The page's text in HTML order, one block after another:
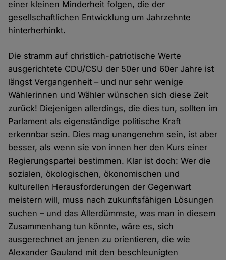
einer kleinen Minderheit folgen, die der
gesellschaftlichen Entwicklung um Jahrzehnte
hinterherhinkt.
Die stramm auf christlich-patriotische Werte
ausgerichtete CDU/CSU der 50er und 60er Jahre ist
längst Vergangenheit – und nur sehr wenige
Wählerinnen und Wähler wünschen sich diese Zeit
zurück! Diejenigen allerdings, die dies tun, sollten im
Parlament als eigenständige politische Kraft
erkennbar sein. Dies mag unangenehm sein, ist aber
besser, als wenn sie von innen her den Kurs einer
Regierungspartei bestimmen. Klar ist doch: Wer die
sozialen, ökologischen, ökonomischen und
kulturellen Herausforderungen der Gegenwart
meistern will, muss nach zukunftsfähigen Lösungen
suchen – und das Allerdümmste, was man in diesem
Zusammenhang tun könnte, wäre es, sich
ausgerechnet an jenen zu orientieren, die wie
Alexander Gauland mit den beschleunigten